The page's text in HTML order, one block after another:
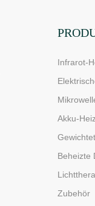
Infrarot-
Akku-
Beheizte
Zubehör